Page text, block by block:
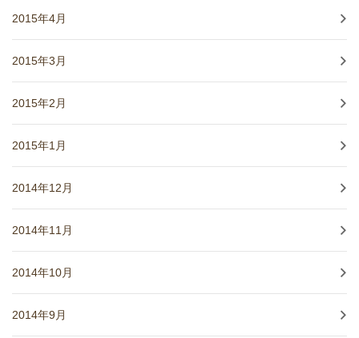
2015年4月
2015年3月
2015年2月
2015年1月
2014年12月
2014年11月
2014年10月
2014年9月